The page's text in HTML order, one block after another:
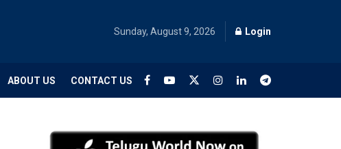
Sunday, August 9, 2026 Login
ABOUT US CONTACT US